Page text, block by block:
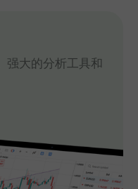
强大的分析工具和